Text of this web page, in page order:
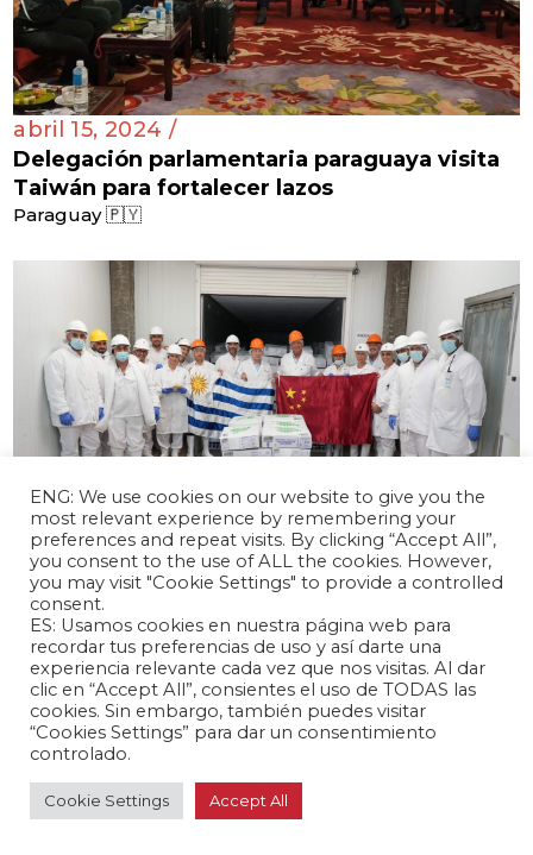
abril 15, 2024 /
Delegación parlamentaria paraguaya visita
Taiwán para fortalecer lazos
Paraguay 🇵🇾
abril 15, 2024 /
Uruguay envía primer embarque de carne
equina a China
Uruguay 🇺🇾
abril 12, 2024 /
México absorbe el 6% de la relocalización
comercial china según Banco Mundial
ENG: We use cookies on our website to give you the
most relevant experience by remembering your
preferences and repeat visits. By clicking “Accept All”,
you consent to the use of ALL the cookies. However,
you may visit "Cookie Settings" to provide a controlled
consent.
ES: Usamos cookies en nuestra página web para
recordar tus preferencias de uso y así darte una
experiencia relevante cada vez que nos visitas. Al dar
clic en “Accept All”, consientes el uso de TODAS las
cookies. Sin embargo, también puedes visitar
“Cookies Settings” para dar un consentimiento
controlado.
Cookie Settings Accept All